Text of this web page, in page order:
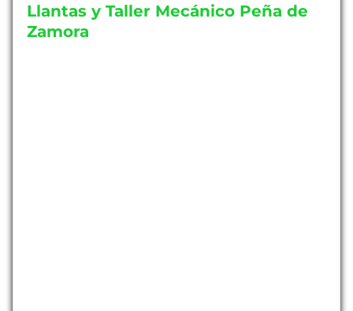
Llantas y Taller Mecánico Peña de
Zamora